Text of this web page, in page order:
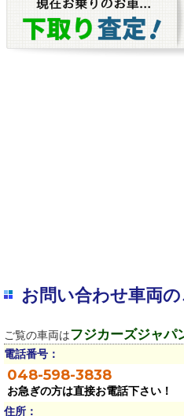
お問い合わせ車両
ご覧の車両はフジカーズジャパ
電話番号：
048-598-3838
お急ぎの方は直接お電話下さい！
住所：